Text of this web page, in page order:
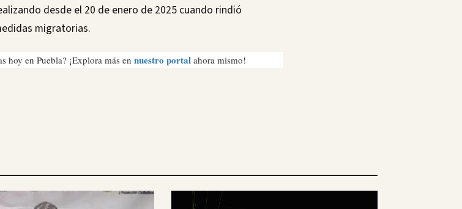
desde el 20 de enero de 2025 cuando rindió
migratorias.
hoy en Puebla? ¡Explora más en nuestro portal ahora mismo!